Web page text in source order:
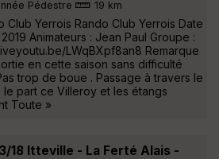
Pédestre 19 km
Club Yerrois Rando Club Yerrois Date
Animateurs : Jean Paul Groupe :
LWqBXpf8an8 Remarque
en cette saison sans difficulté
trop de boue . Passage à travers le
part ce Villeroy et les étangs
Toute »
18 Itteville - La Ferté Alais -